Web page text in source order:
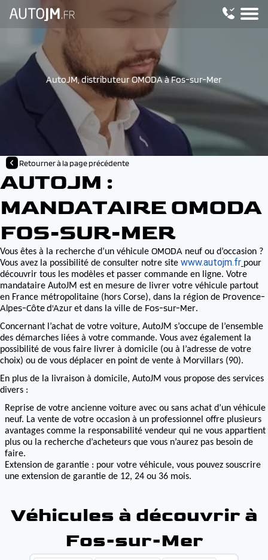
AutoJM, distributeur OMODA à Fos-sur-Mer
Retourner à la page précédente
AUTOJM :
MANDATAIRE OMODA
FOS-SUR-MER
Vous êtes à la recherche d’un véhicule OMODA neuf ou d’occasion ?
Vous avez la possibilité de consulter notre site www.autojm.fr pour
découvrir tous les modèles et passer commande en ligne. Votre
mandataire AutoJM est en mesure de livrer votre véhicule partout
en France métropolitaine (hors Corse), dans la région de Provence-
Alpes-Côte d'Azuret dans la ville de Fos-sur-Mer.
Concernant l’achat de votre voiture, AutoJM s’occupe de l’ensemble
des démarches liées à votre commande. Vous avez également la
possibilité de vous faire livrer à domicile (ou à l’adresse de votre
choix) ou de vous déplacer en point de vente à Morvillars (90).
En plus de la livraison à domicile, AutoJM vous propose des services
divers :
Reprise de votre ancienne voiture avec ou sans achat d’un véhicule
neuf. La vente de votre occasion à un professionnel offre plusieurs
avantages comme la responsabilité vendeur qui ne vous appartient
plus ou la recherche d’acheteurs que vous n’aurez pas besoin de
faire.
Extension de garantie : pour votre véhicule, vous pouvez souscrire
une extension de garantie de 12, 24 ou 36 mois.
Véhicules à découvrir à
Fos-sur-Mer